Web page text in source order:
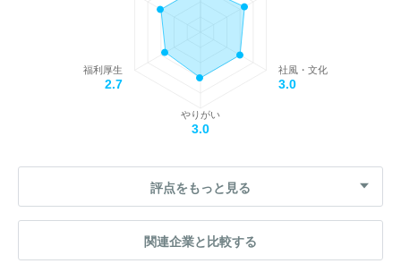
社風・文化
3.0
やりがい
3.0
福利厚生
2.7
評点をもっと見る
関連企業と比較する